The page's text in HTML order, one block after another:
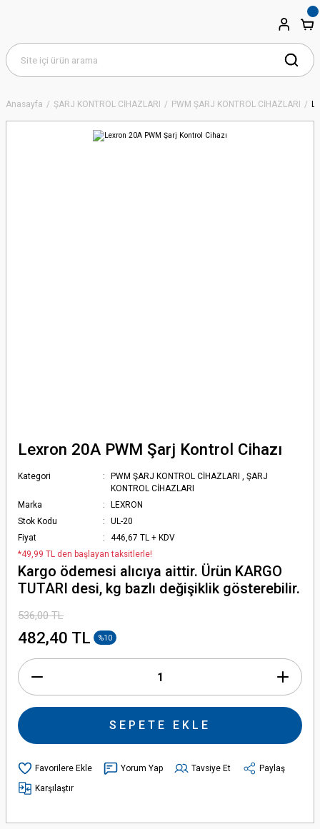
Anasayfa ŞARJ KONTROL CİHAZLARI PWM ŞARJ KONTROL CİHAZLARI
Lexron 20A PWM Şarj Kontrol Cihazı
Kategori PWM ŞARJ KONTROL CİHAZLARI ,ŞARJ
KONTROL CİHAZLARI
Marka
LEXRON
Stok Kodu
UL-20
Fiyat
446,67 TL + KDV
*49,99 TL den başlayan taksitlerle!
Kargo ödemesi alıcıya aittir. Ürün KARGO
TUTARI desi, kg bazlı değişiklik gösterebilir.
536,00 TL
482,40 TL %10
SEPETE EKLE
Yorum Yap Tavsiye Et
Paylaş
Karşılaştır